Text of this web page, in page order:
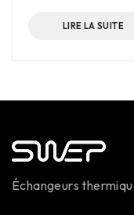
LIRE LA SUITE
Échangeurs